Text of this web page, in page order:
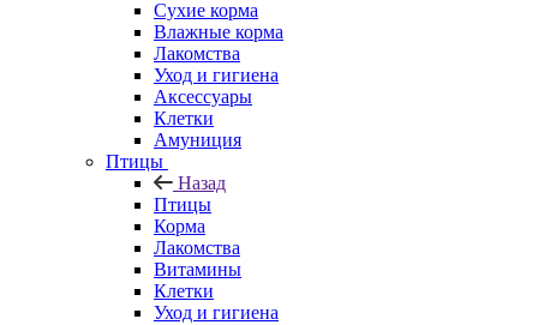
Сухие корма
Влажные корма
Лакомства
Уход и гигиена
Аксессуары
Клетки
Амуниция
Птицы
Назад
Птицы
Корма
Лакомства
Витамины
Клетки
Уход и гигиена